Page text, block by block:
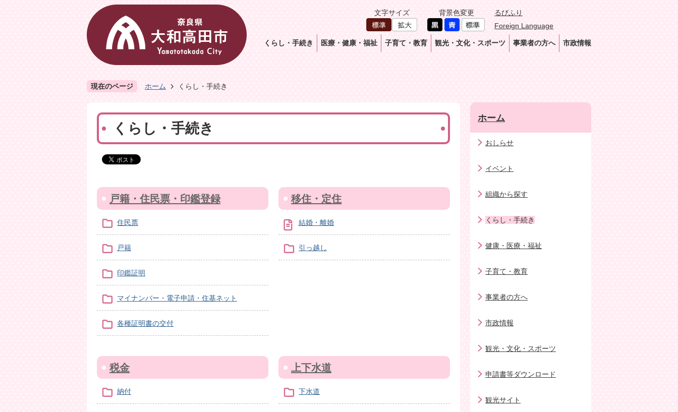
文字サイズ 背景色変更
るびふり
Foreign Language
くらし・手続き 医療・健康・福祉 子育て・教育 観光・文化・スポーツ 事業者の方へ 市政情報
現在のページ ホーム くらし・手続き
くらし・手続き
戸籍・住民票・印鑑登録
住民票
戸籍
印鑑証明
マイナンバー・電子申請・住基ネット
各種証明書の交付
移住・定住
結婚・離婚
引っ越し
税金
納付
上下水道
下水道
ホーム
おしらせ
イベント
組織から探す
くらし・手続き
健康・医療・福祉
子育て・教育
事業者の方へ
市政情報
観光・文化・スポーツ
申請書等ダウンロード
観光サイト